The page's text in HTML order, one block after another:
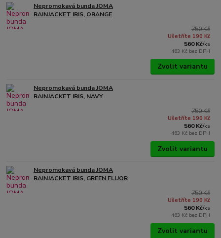
Nepromokavá bunda JOMA
RAINJACKET IRIS, ORANGE
750 Kč
Ušetříte 190 Kč
560 Kč/ks
463 Kč bez DPH
Zvolit variantu
Nepromokavá bunda JOMA
RAINJACKET IRIS, NAVY
750 Kč
Ušetříte 190 Kč
560 Kč/ks
463 Kč bez DPH
Zvolit variantu
Nepromokavá bunda JOMA
RAINJACKET IRIS, GREEN FLUOR
750 Kč
Ušetříte 190 Kč
560 Kč/ks
463 Kč bez DPH
Zvolit variantu